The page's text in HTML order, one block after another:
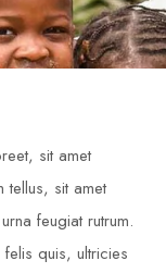
sit amet
tellus, sit amet
feugiat rutrum.
quis, ultricies